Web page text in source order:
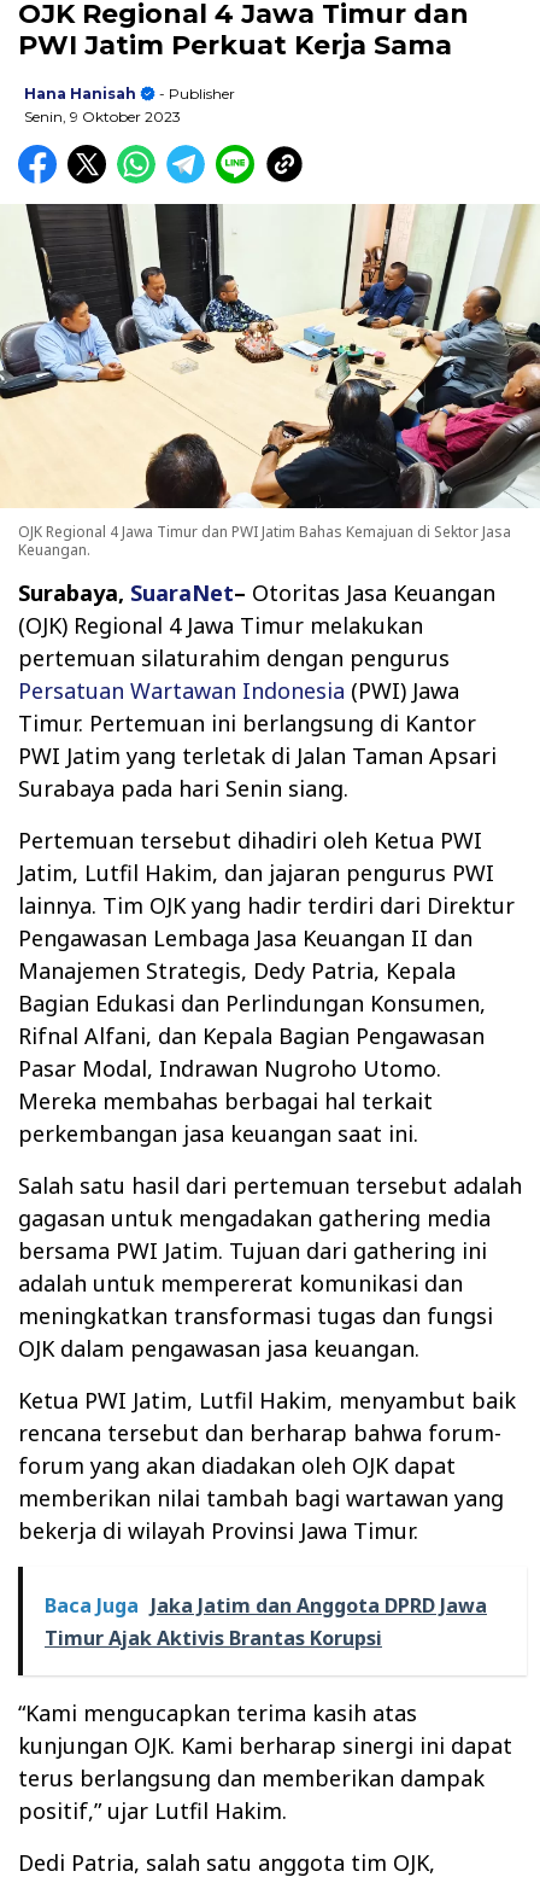
OJK Regional 4 Jawa Timur dan
PWI Jatim Perkuat Kerja Sama
Hana Hanisah
- Publisher
Senin, 9 Oktober 2023
OJK Regional 4 Jawa Timur dan PWI Jatim Bahas Kemajuan di Sektor Jasa
Keuangan.
Surabaya, SuaraNet– Otoritas Jasa Keuangan
(OJK) Regional 4 Jawa Timur melakukan
pertemuan silaturahim dengan pengurus
Persatuan Wartawan Indonesia (PWI) Jawa
Timur. Pertemuan ini berlangsung di Kantor
PWI Jatim yang terletak di Jalan Taman Apsari
Surabaya pada hari Senin siang.
Pertemuan tersebut dihadiri oleh Ketua PWI
Jatim, Lutfil Hakim, dan jajaran pengurus PWI
lainnya. Tim OJK yang hadir terdiri dari Direktur
Pengawasan Lembaga Jasa Keuangan II dan
Manajemen Strategis, Dedy Patria, Kepala
Bagian Edukasi dan Perlindungan Konsumen,
Rifnal Alfani, dan Kepala Bagian Pengawasan
Pasar Modal, Indrawan Nugroho Utomo.
Mereka membahas berbagai hal terkait
perkembangan jasa keuangan saat ini.
Salah satu hasil dari pertemuan tersebut adalah
gagasan untuk mengadakan gathering media
bersama PWI Jatim. Tujuan dari gathering ini
adalah untuk mempererat komunikasi dan
meningkatkan transformasi tugas dan fungsi
OJK dalam pengawasan jasa keuangan.
Ketua PWI Jatim, Lutfil Hakim, menyambut baik
rencana tersebut dan berharap bahwa forum-
forum yang akan diadakan oleh OJK dapat
memberikan nilai tambah bagi wartawan yang
bekerja di wilayah Provinsi Jawa Timur.
Baca Juga Jaka Jatim dan Anggota DPRD Jawa
Timur Ajak Aktivis Brantas Korupsi
“Kami mengucapkan terima kasih atas
kunjungan OJK. Kami berharap sinergi ini dapat
terus berlangsung dan memberikan dampak
positif,” ujar Lutfil Hakim.
Dedi Patria, salah satu anggota tim OJK,